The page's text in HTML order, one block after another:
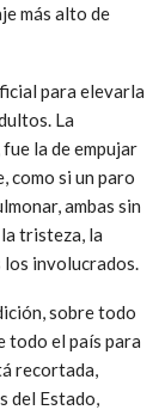
más alto de
para elevarla
La
la de empujar
como si un paro
ambas sin
tristeza, la
involucrados.
sobre todo
todo el país para
recortada,
del Estado,